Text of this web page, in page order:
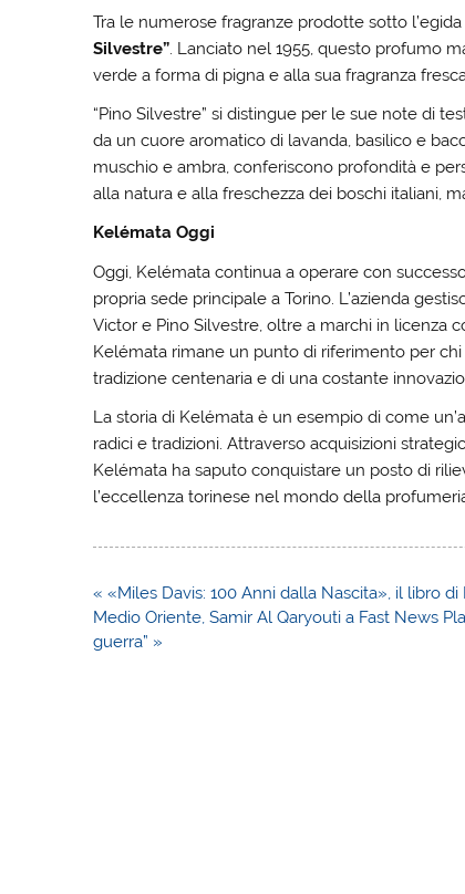
Tra le numerose fragranze prodotte sotto
Silvestre” . Lanciato nel 1955, questo profumo
verde a forma di pigna e alla sua fragranza
“Pino Silvestre” si distingue per le sue note di
da un cuore aromatico di lavanda, basilico e
muschio e ambra, conferiscono profondità e
alla natura e alla freschezza dei boschi italiani,
Kelémata Oggi
Oggi, Kelémata continua a operare con
propria sede principale a Torino. L’azienda
Victor e Pino Silvestre, oltre a marchi in licenza
Kelémata rimane un punto di riferimento per
tradizione centenaria e di una costante
La storia di Kelémata è un esempio di come
radici e tradizioni. Attraverso acquisizioni
Kelémata ha saputo conquistare un posto di
l’eccellenza torinese nel mondo della
Navigazione
articoli
« «Miles Davis: 100 Anni dalla Nascita», il libro
Medio Oriente, Samir Al Qaryouti a Fast News
guerra” »